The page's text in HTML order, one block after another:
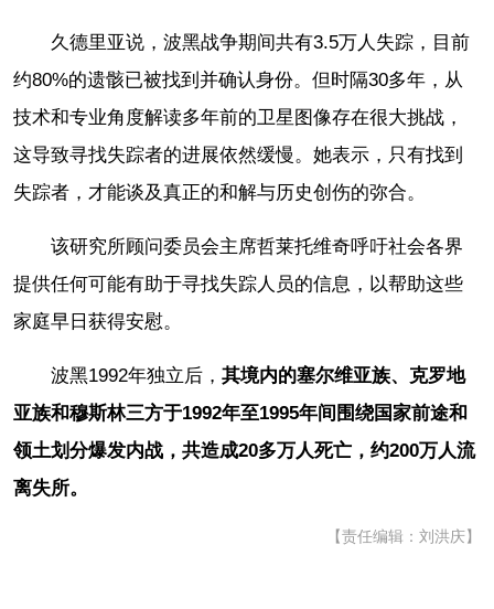
联盟 心理 老年
久德里亚说，波黑战争期间共有3.5万人失踪，目前
约80%的遗骸已被找到并确认身份。但时隔30多年，从
技术和专业角度解读多年前的卫星图像存在很大挑战，
这导致寻找失踪者的进展依然缓慢。她表示，只有找到
失踪者，才能谈及真正的和解与历史创伤的弥合。
该研究所顾问委员会主席哲莱托维奇呼吁社会各界
提供任何可能有助于寻找失踪人员的信息，以帮助这些
家庭早日获得安慰。
波黑1992年独立后， 其境内的塞尔维亚族、克罗地
亚族和穆斯林三方于1992年至1995年间围绕国家前途和
领土划分爆发内战，共造成20多万人死亡，约200万人流
离失所。
【责任编辑：刘洪庆】